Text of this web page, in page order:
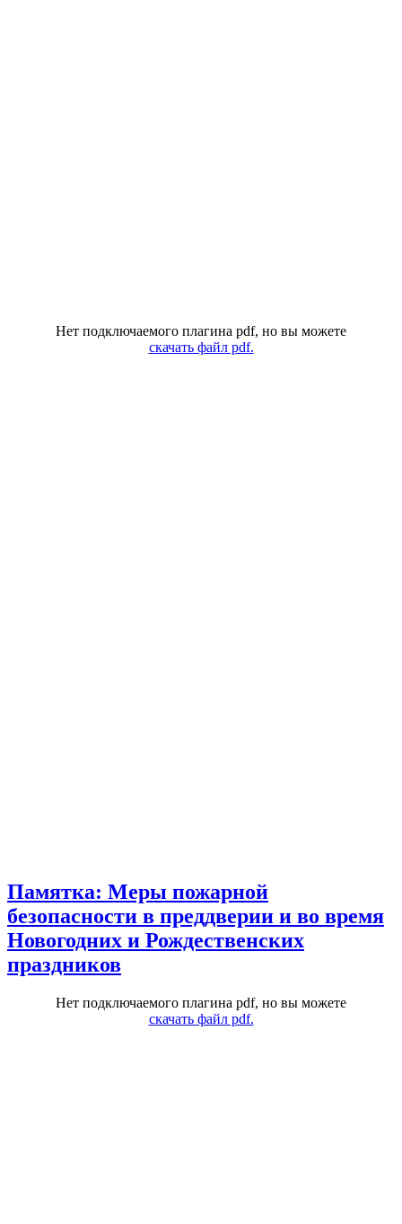
Нет подключаемого плагина pdf, но вы можете
скачать файл pdf.
Памятка: Меры пожарной
безопасности в преддверии и во время
Новогодних и Рождественских
праздников
Нет подключаемого плагина pdf, но вы можете
скачать файл pdf.